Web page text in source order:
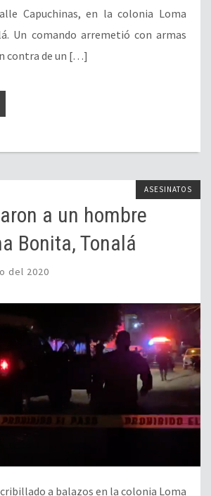
Capuchinas, en la colonia Loma
Un comando arremetió con armas
contra de un […]
ASESINATOS
a un hombre
Bonita, Tonalá
del 2020
a balazos en la colonia Loma